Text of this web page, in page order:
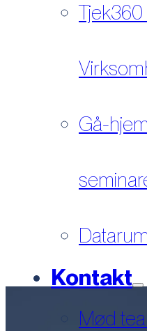
Gå-
Datarum
Kontakt
Mød